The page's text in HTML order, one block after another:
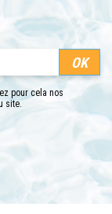
pour cela nos
site.
Instagram